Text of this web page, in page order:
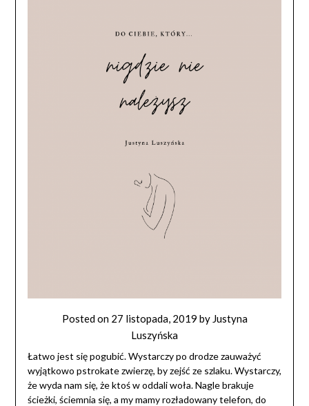
Posted on 27 listopada, 2019 by Justyna
Luszyńska
Łatwo jest się pogubić. Wystarczy po drodze zauważyć
wyjątkowo pstrokate zwierzę, by zejść ze szlaku. Wystarczy,
że wyda nam się, że ktoś w oddali woła. Nagle brakuje
ścieżki, ściemnia się, a my mamy rozładowany telefon, do